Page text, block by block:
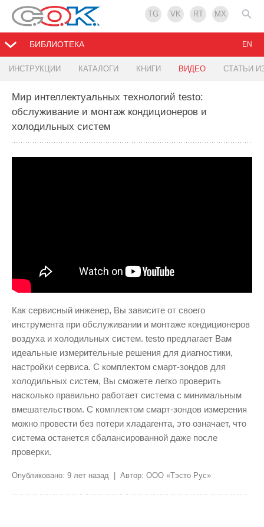
TG VK RT MX
БИБЛИОТЕКА
ИНСТРУКЦИИ КАТАЛОГИ КНИГИ ВИДЕО СТАТЬИ
EN
Мир интеллектуальных технологий testo:
обслуживание и монтаж кондиционеров и
холодильных систем
Как сервисный инженер, Вы зависите от своего
инструмента при обслуживании и монтаже кондиционеров
воздуха и холодильных систем. testo предлагает Вам
идеальные измерительные решения для диагностики,
настройки сервиса. С комплектом смарт-зондов для
холодильных систем, Вы сможете легко проверить
насколько правильно работает система с минимальным
вмешательством. С комплектом смарт-зондов измерения
можно провести без потери хладагента, это означает, что
система останется сбалансированной даже после
проверки.
Опубликовано: 9 лет назад | Автор: ООО «Тэсто Рус»